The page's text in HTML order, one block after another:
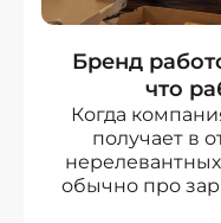
Бренд
что
Когда
получает в
обычно про